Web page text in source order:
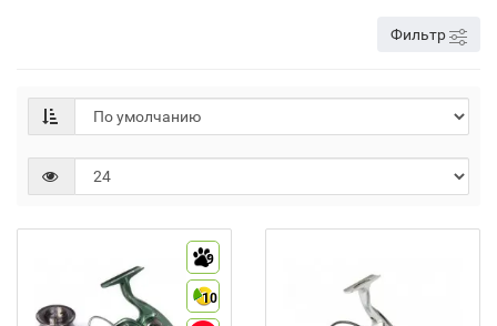
Фильтр
9
10